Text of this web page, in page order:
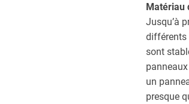
Matériau
Jusqu’à
différents
sont
un
presque